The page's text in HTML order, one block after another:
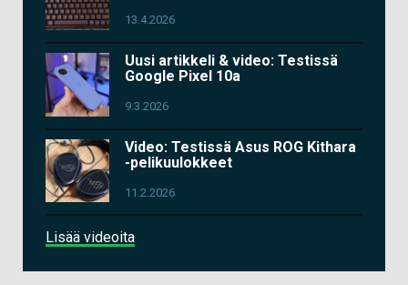
13.4.2026
Uusi artikkeli & video: Testissä
Google Pixel 10a
9.3.2026
Video: Testissä Asus ROG Kithara
-pelikuulokkeet
11.2.2026
Lisää videoita